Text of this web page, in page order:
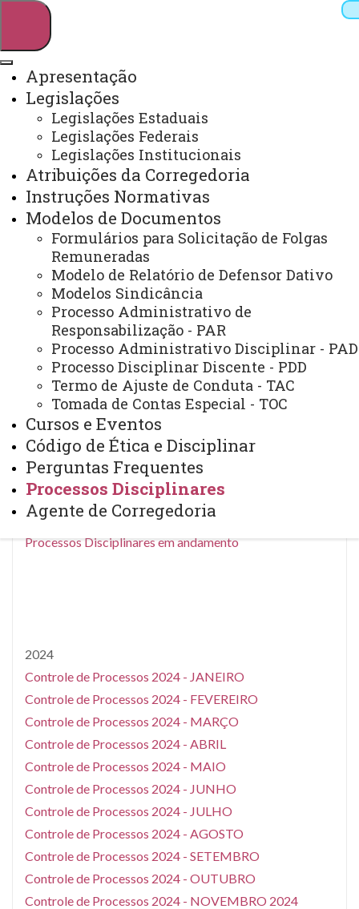
Webmail Sistemas
Telefones
Arquivo Virtual
Campus
Apresentação
Legislações
Legislações Estaduais
Legislações Federais
Legislações Institucionais
Atribuições da Corregedoria
Instruções Normativas
Modelos de Documentos
Formulários para Solicitação de Folgas
Remuneradas
Modelo de Relatório de Defensor Dativo
Modelos Sindicância
Processo Administrativo de
Responsabilização - PAR
Processo Administrativo Disciplinar - PAD
Processo Disciplinar Discente - PDD
Termo de Ajuste de Conduta - TAC
Tomada de Contas Especial - TOC
Cursos e Eventos
Código de Ética e Disciplinar
Perguntas Frequentes
Processos Disciplinares
Agente de Corregedoria
Processos Disciplinares
2025
A partir de 2025 os processos disciplinares podem ser
consultados diretamente no sistema
Processos Disciplinares em andamento
2024
Controle de Processos 2024 - JANEIRO
Controle de Processos 2024 - FEVEREIRO
Controle de Processos 2024 - MARÇO
Controle de Processos 2024 - ABRIL
Controle de Processos 2024 - MAIO
Controle de Processos 2024 - JUNHO
Controle de Processos 2024 - JULHO
Controle de Processos 2024 - AGOSTO
Controle de Processos 2024 - SETEMBRO
Controle de Processos 2024 - OUTUBRO
Controle de Processos 2024 - NOVEMBRO 2024